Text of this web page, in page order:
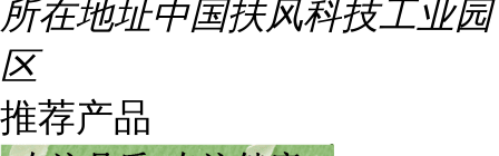
所在地址中国扶风科技工业园
区
推荐产品